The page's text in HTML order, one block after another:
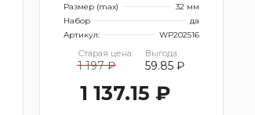
Размер (max)
32 мм
Набор
да
Артикул:
WP202516
Старая цена:
1 197 ₽
Выгода:
59.85 ₽
1 137.15 ₽